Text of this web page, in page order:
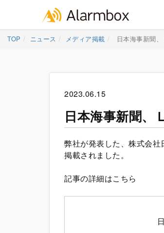
Skip
TOP ニュース メディア掲載 日本海事新聞
2023.06.15
日本海事新聞、
弊社が発表した、株式会
掲載されました。
記事の詳細はこちら